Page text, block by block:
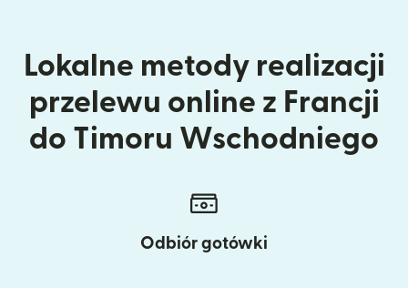
Lokalne metody realizacji
przelewu online z Francji
do Timoru Wschodniego
Odbiór gotówki